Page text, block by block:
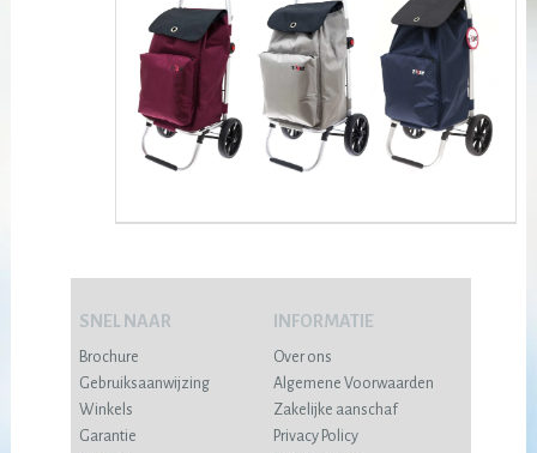
SNEL NAAR
Brochure
Gebruiksaanwijzing
Winkels
Garantie
INFORMATIE
Over ons
Algemene Voorwaarden
Zakelijke aanschaf
Privacy Policy